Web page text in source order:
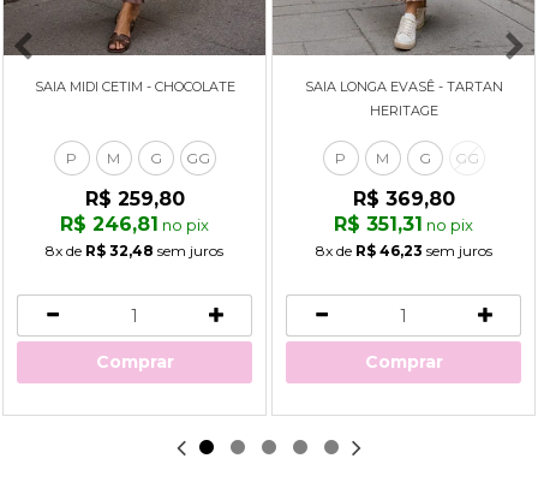
SAIA MIDI CETIM - CHOCOLATE
P M G GG
R$ 259,80
R$ 246,81 no pix
8x de R$ 32,48 sem juros
Comprar
SAIA LONGA EVASÊ - TARTAN
HERITAGE
P M G GG
R$ 369,80
R$ 351,31 no pix
8xde R$ 46,23 sem juros
Comprar